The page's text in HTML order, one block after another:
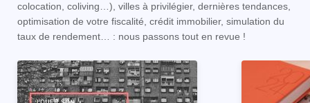
colocation, coliving…), villes à privilégier, dernières tendances,
optimisation de votre fiscalité, crédit immobilier, simulation du
taux de rendement… : nous passons tout en revue !